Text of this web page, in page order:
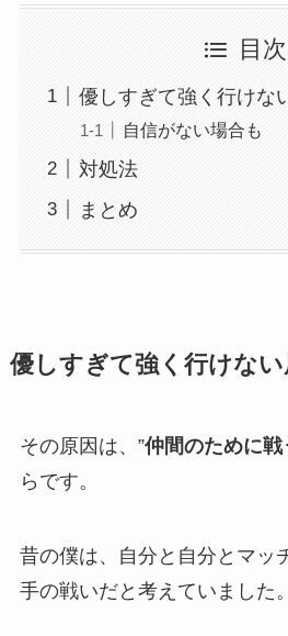
目次
優しすぎて強く行けな
自信がない場合も
対処法
まとめ
優しすぎて強く行けない
その原因は、”仲間のために戦
らです。
昔の僕は、自分と自分とマッ
手の戦いだと考えていました。